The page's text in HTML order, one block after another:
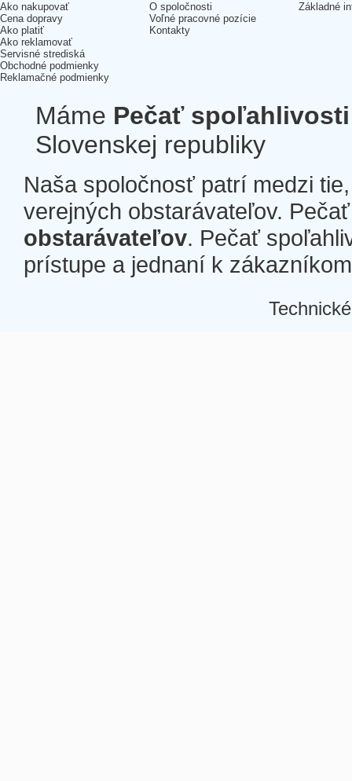
Ako nakupovať
Cena dopravy
Ako platiť
Ako reklamovať
Servisné strediská
Obchodné podmienky
Reklamačné podmienky
O spoločnosti
Voľné pracovné pozície
Kontakty
Základné
Máme Pečať spoľahlivosti
Slovenskej republiky
Naša spoločnosť patrí medzi
verejných obstarávateľov.
obstarávateľov. Pečať
prístupe a jednaní k